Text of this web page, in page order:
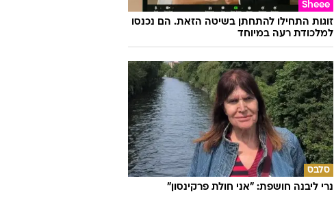
Sheee
זוגות התחילו להתחתן בשיטה הזאת. הם נכנסו
למלכודת רעה במיוחד
סלבס
נרי ליבנה חושפת: "אני חולת פרקינסון"